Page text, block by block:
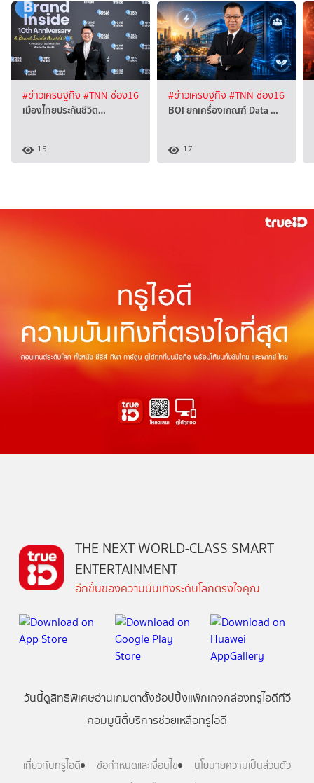
#ข่าวเศรษฐกิจ #TNN ช่อง16
เมืองไทยประกันชีวิต…
15
#ข่าวเศรษฐกิจ #TNN ช่อง16
BOI ยกเครื่องเกณฑ์ Data …
17
THE NEXT WORLD-CLASS SMART
ENTERTAINMENT
อีกขั้นของความบันเทิงระดับโลกตรงใจคุณ
วันนี้ดูสิทธิพิเศษอ่านเกมตาตั้งช้อปปิ้งแพ็กเกจกล่องทรูไอดีทีวี
คอมมูนิตี้บริการช่วยเหลือทรูไอดี
เกี่ยวกับทรูไอดี ข้อกำหนดและเงื่อนไข
นโยบายความเป็นส่วนตัว